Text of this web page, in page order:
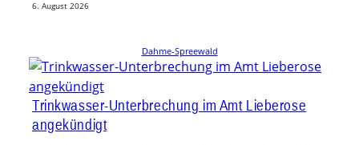
6. August 2026
Dahme-Spreewald
Trinkwasser-Unterbrechung im Amt Lieberose
angekündigt